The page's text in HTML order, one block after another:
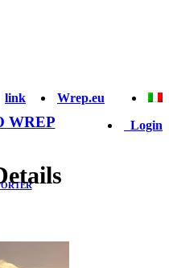
WREP
link
Wrep.eu
Login